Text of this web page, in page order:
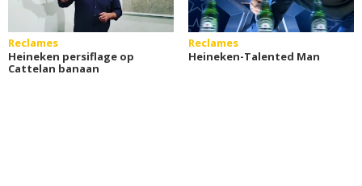
Reclames
Heineken persiflage op
Cattelan banaan
Reclames
Heineken-Talented Man